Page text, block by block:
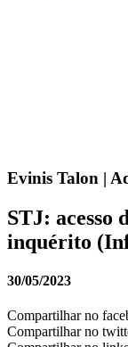
Evinis Talon |
STJ: acesso
inquérito
30/05/2023
Compartilhar no
Compartilhar no